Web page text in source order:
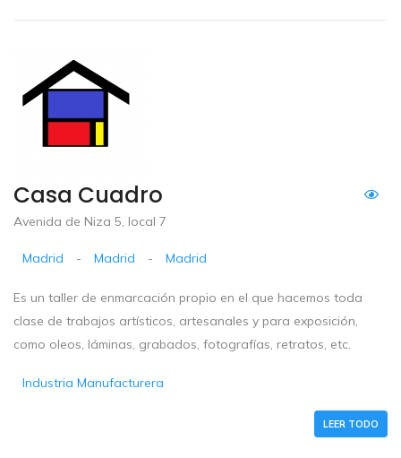
Casa Cuadro
Avenida de Niza 5, local 7
Madrid - Madrid - Madrid
Es un taller de enmarcación propio en el que hacemos toda
clase de trabajos artísticos, artesanales y para exposición,
como oleos, láminas, grabados, fotografías, retratos, etc.
Industria Manufacturera
LEER TODO